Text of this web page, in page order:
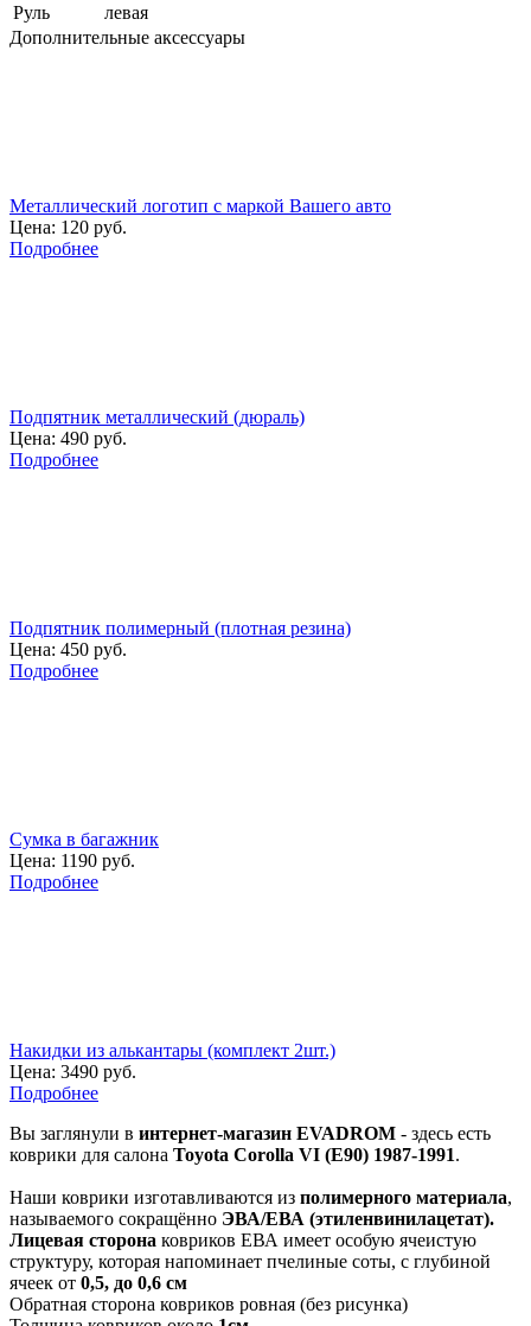
Руль
левая
Дополнительные аксессуары
Металлический логотип с маркой Вашего авто
Цена: 120 руб.
Подробнее
Подпятник металлический (дюраль)
Цена: 490 руб.
Подробнее
Подпятник полимерный (плотная резина)
Цена: 450 руб.
Подробнее
Сумка в багажник
Цена: 1190 руб.
Подробнее
Накидки из алькантары (комплект 2шт.)
Цена: 3490 руб.
Подробнее
Вы заглянули в интернет-магазин EVADROM - здесь есть
коврики для салона Toyota Corolla VI (E90) 1987-1991.
Наши коврики изготавливаются из полимерного материала,
называемого сокращённо ЭВА/ЕВА (этиленвинилацетат).
Лицевая сторона ковриков ЕВА имеет особую ячеистую
структуру, которая напоминает пчелиные соты, с глубиной
ячеек от 0,5, до 0,6 см
Обратная сторона ковриков ровная (без рисунка)